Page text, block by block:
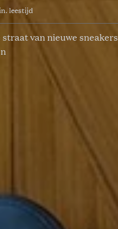
leestijd
van nieuwe sneakers